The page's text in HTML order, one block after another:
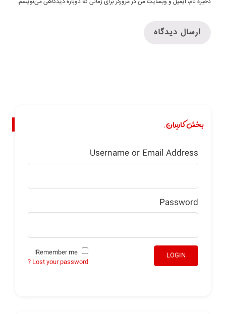
بخش کاربران.
Username or Email Address
Password
LOGIN
Lost your password ?